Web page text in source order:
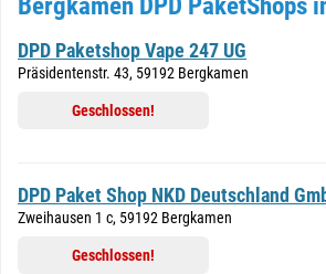
Bergkamen DPD PaketShops
DPD Paketshop Vape 247 UG
Präsidentenstr. 43, 59192 Bergkamen
Geschlossen!
DPD Paket Shop NKD Deutschland
Zweihausen 1 c, 59192 Bergkamen
Geschlossen!